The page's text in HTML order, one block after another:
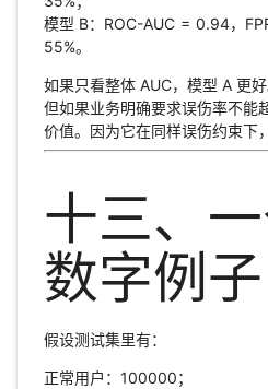
模型 B：ROC-AUC = 0.94，
55%。
如果只看整体 AUC，模型 A 更好
但如果业务明确要求误伤率不能
价值。因为它在同样误伤约束下
十三、
数字例子
假设测试集里有：
正常用户：100000；